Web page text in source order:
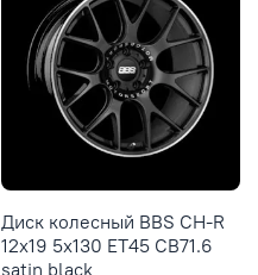
Диск колесный BBS CH-R
12x19 5x130 ET45 CB71.6
satin black